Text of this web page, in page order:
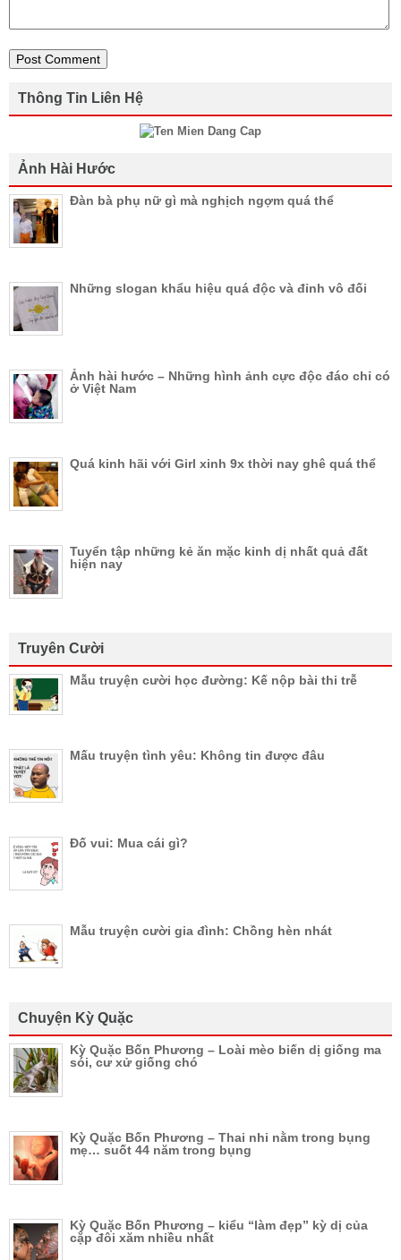
Thông Tin Liên Hệ
Ảnh Hài Hước
Đàn bà phụ nữ gì mà nghịch ngợm quá thể
Những slogan khẩu hiệu quá độc và đỉnh vô đối
Ảnh hài hước – Những hình ảnh cực độc đáo chỉ có
ở Việt Nam
Quá kinh hãi với Girl xinh 9x thời nay ghê quá thể
Tuyển tập những kẻ ăn mặc kinh dị nhất quả đất
hiện nay
Truyên Cười
Mẫu truyện cười học đường: Kế nộp bài thi trễ
Mấu truyện tình yêu: Không tin được đâu
Đố vui: Mua cái gì?
Mẫu truyện cười gia đình: Chồng hèn nhát
Chuyện Kỳ Quặc
Kỳ Quặc Bốn Phương – Loài mèo biến dị giống ma
sói, cư xử giống chó
Kỳ Quặc Bốn Phương – Thai nhi nằm trong bụng
mẹ… suốt 44 năm trong bụng
Kỳ Quặc Bốn Phương – kiểu “làm đẹp” kỳ dị của
cặp đôi xăm nhiều nhất